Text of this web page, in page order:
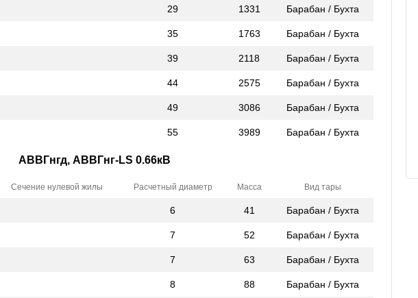
29 1331 Барабан / Бухта
35 1763 Барабан / Бухта
39 2118 Барабан / Бухта
44 2575 Барабан / Бухта
49 3086 Барабан / Бухта
55 3989 Барабан / Бухта
АВВГнгд, АВВГнг-LS 0.66кВ
Сечение нулевой жилы Расчетный диаметр Масса Вид тары
6 41 Барабан / Бухта
7 52 Барабан / Бухта
7 63 Барабан / Бухта
8 88 Барабан / Бухта